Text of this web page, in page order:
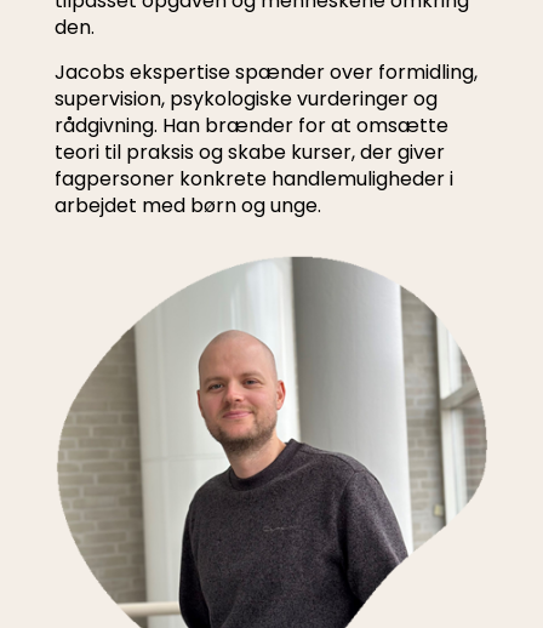
den.
Jacobs ekspertise spænder over formidling,
supervision, psykologiske vurderinger og
rådgivning. Han brænder for at omsætte
teori til praksis og skabe kurser, der giver
fagpersoner konkrete handlemuligheder i
arbejdet med børn og unge.